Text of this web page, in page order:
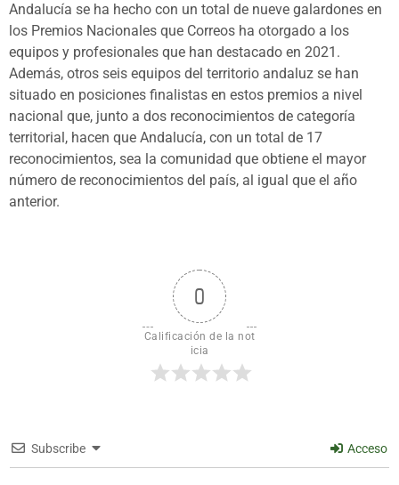
Andalucía se ha hecho con un total de nueve galardones en
los Premios Nacionales que Correos ha otorgado a los
equipos y profesionales que han destacado en 2021.
Además, otros seis equipos del territorio andaluz se han
situado en posiciones finalistas en estos premios a nivel
nacional que, junto a dos reconocimientos de categoría
territorial, hacen que Andalucía, con un total de 17
reconocimientos, sea la comunidad que obtiene el mayor
número de reconocimientos del país, al igual que el año
anterior.
0
Calificación de la not
icia
Subscribe Acceso